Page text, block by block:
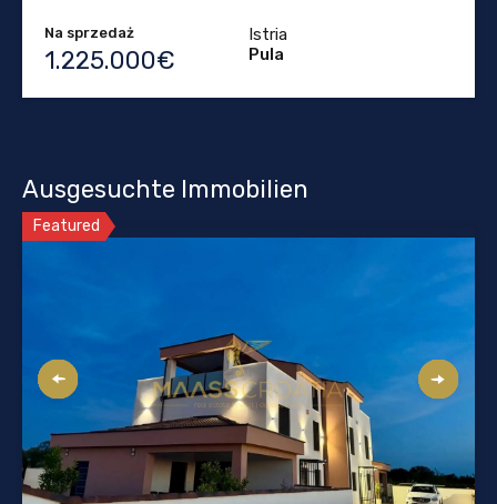
Na sprzedaż
1.225.000€
Istria
Pula
Ausgesuchte Immobilien
Featured